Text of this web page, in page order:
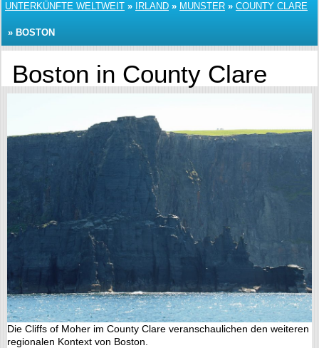
UNTERKÜNFTE WELTWEIT » IRLAND » MUNSTER » COUNTY CLARE
» BOSTON
Boston in County Clare
Die Cliffs of Moher im County Clare veranschaulichen den weiteren
regionalen Kontext von Boston.